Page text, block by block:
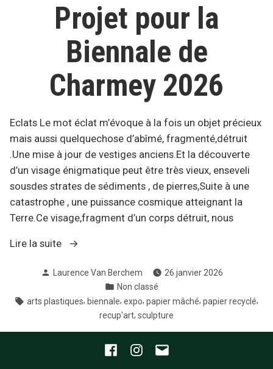
Projet pour la
Biennale de
Charmey 2026
Eclats Le mot éclat m’évoque à la fois un objet précieux
mais aussi quelquechose d’abîmé, fragmenté,détruit
.Une mise à jour de vestiges anciens.Et la découverte
d’un visage énigmatique peut être très vieux, enseveli
sousdes strates de sédiments , de pierres,Suite à une
catastrophe , une puissance cosmique atteignant la
Terre.Ce visage,fragment d’un corps détruit, nous
Lire la suite
« Projet
la
de
Publié
Laurence Van Berchem
26 janvier 2026
Publié
dans
Non classé
Étiquettes :
arts plastiques, biennale, expo, papier mâché, papier recyclé,
recup'art, sculpture
FacebookInstagram
Email